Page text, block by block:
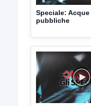
Speciale:
pubbliche